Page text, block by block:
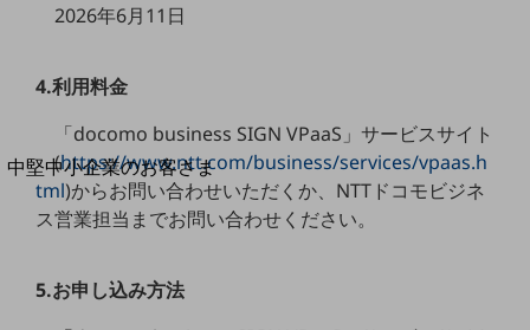
最新の導入事例や注目の導入事例をご紹介します
開催・出展する各種セミナー、イベント情報をご紹介します
別ウィンドウで開きます
中堅中小企業のお客さま
NTTドコモビジネスウォッチ
ビジネスお役立ち情報
解決するヒントをお届けする記事サイト
新着記事
2026年6月11日
4.利用料金
「docomo business SIGN VPaaS」サービスサイト
(https://www.ntt.com/business/services/vpaas.h
tml)からお問い合わせいただくか、NTTドコモビジネ
ス営業担当までお問い合わせください。
5.お申し込み方法